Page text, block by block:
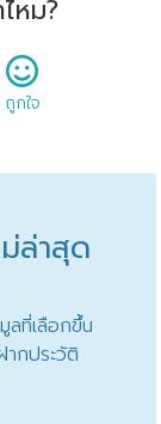
หม?
ถูกใจ
ล่าสุด
ลที่เลือกขึ้น
กประวัติ